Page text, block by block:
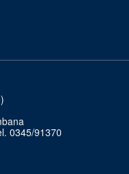
0345/91370